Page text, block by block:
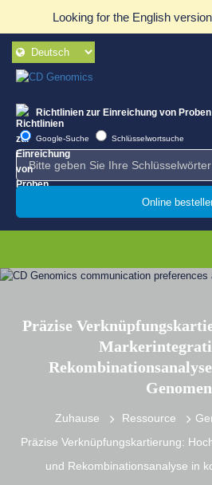
Looking for the English
Richtlinien zur Einreichung von Proben
Google-Suche Schlüsselwortsuche
Online
Präzise
Genomen
Zuhause Ressource
Präzise Verknüpfungskartierung:
und Rekombinationsanalyse in